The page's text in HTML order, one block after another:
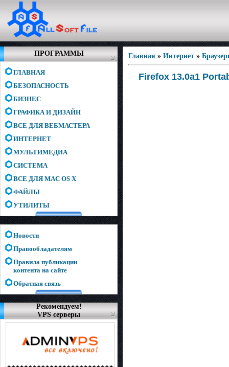
ПРОГРАММЫ
ГЛАВНАЯ
БЕЗОПАСНОСТЬ
БИЗНЕС
ГРАФИКА И ДИЗАЙН
ВСЕ ДЛЯ ВЕБМАСТЕРА
ИНТЕРНЕТ
МУЛЬТИМЕДИА
СИСТЕМА
ВСЕ ДЛЯ MAC OS X
ФАЙЛЫ
УТИЛИТЫ
Новости
Правообладателям
Правила публикации
контента на сайте
Обратная связь
Рекомендуем!
VPS серверы
Главная » Интернет »
Firefox 13.0a1